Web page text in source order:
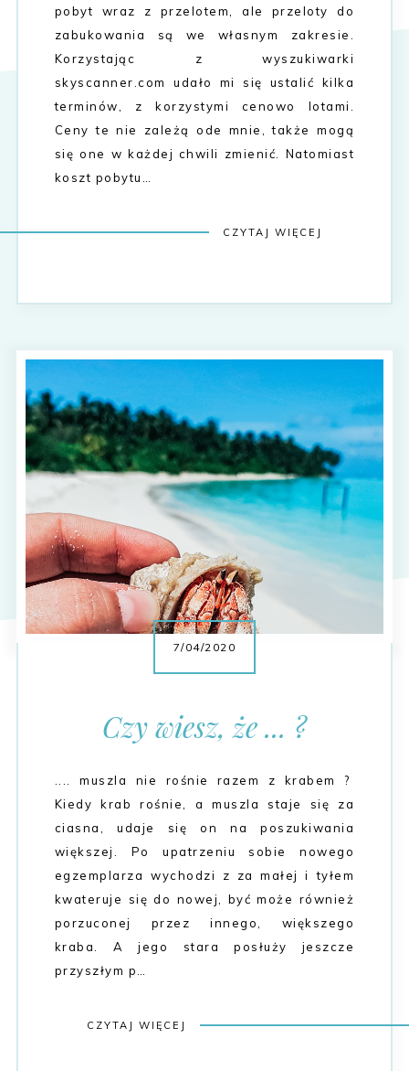
pobyt wraz z przelotem, ale przeloty do
zabukowania są we własnym zakresie.
Korzystając z wyszukiwarki
skyscanner.com udało mi się ustalić kilka
terminów, z korzystymi cenowo lotami.
Ceny te nie zależą ode mnie, także mogą
się one w każdej chwili zmienić. Natomiast
koszt pobytu…
CZYTAJ WIĘCEJ
7/04/2020
Czy wiesz, że ... ?
.... muszla nie rośnie razem z krabem ?
Kiedy krab rośnie, a muszla staje się za
ciasna, udaje się on na poszukiwania
większej. Po upatrzeniu sobie nowego
egzemplarza wychodzi z za małej i tyłem
kwateruje się do nowej, być może również
porzuconej przez innego, większego
kraba. A jego stara posłuży jeszcze
przyszłym p…
CZYTAJ WIĘCEJ